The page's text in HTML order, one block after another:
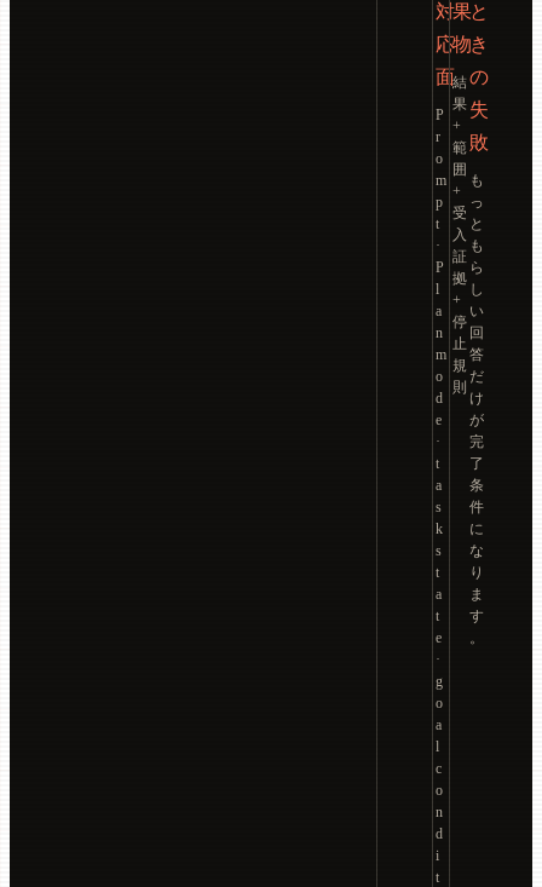
対
応
面
P
r
o
m
p
t
·
P
l
a
n
m
o
d
e
·
t
a
s
k
s
t
a
t
e
·
g
o
a
l
c
o
n
d
i
t
果
物
結
果
+
範
囲
+
受
入
証
拠
+
停
止
規
則
と
き
の
失
敗
も
っ
と
も
ら
し
い
回
答
だ
け
が
完
了
条
件
に
な
り
ま
す
。